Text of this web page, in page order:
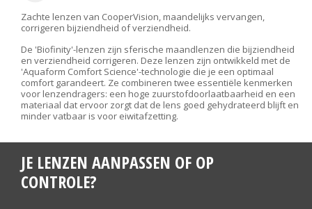
Zachte lenzen van CooperVision, maandelijks vervangen,
corrigeren bijziendheid of verziendheid.
De 'Biofinity'-lenzen zijn sferische maandlenzen die bijziendheid
en verziendheid corrigeren. Deze lenzen zijn ontwikkeld met de
'Aquaform Comfort Science'-technologie die je een optimaal
comfort garandeert. Ze combineren twee essentiële kenmerken
voor lenzendragers: een hoge zuurstofdoorlaatbaarheid en een
materiaal dat ervoor zorgt dat de lens goed gehydrateerd blijft en
minder vatbaar is voor eiwitafzetting.
JE LENZEN AANPASSEN OF OP
CONTROLE?